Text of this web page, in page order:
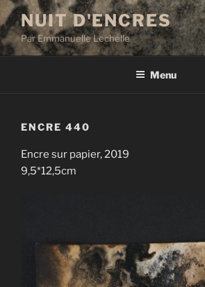
Aller
au
contenu
principal
NUIT D'ENCRES
Par Emmanuelle Lechelle
Menu
ENCRE 440
Encre sur papier, 2019
9,5*12,5cm